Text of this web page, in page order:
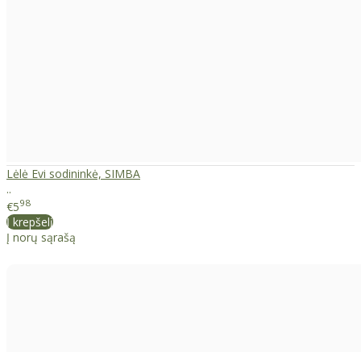
Lėlė Evi sodininkė, SIMBA
..
€598
Į krepšelį
Į norų sąrašą